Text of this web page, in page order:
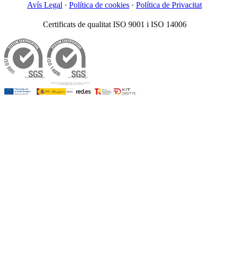
Avís Legal · Política de cookies · Política de Privacitat
Certificats de qualitat ISO 9001 i ISO 14006